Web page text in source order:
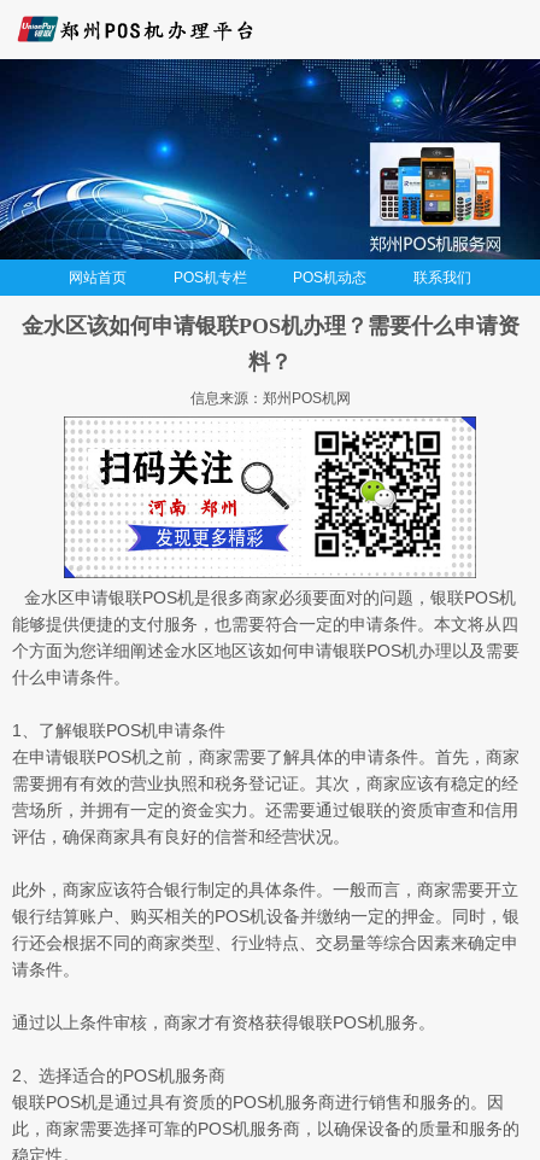
网站首页 POS机专栏 POS机动态 联系我们
金水区该如何申请银联POS机办理？需要什么申请资
料？
信息来源：郑州POS机网
金水区申请银联POS机是很多商家必须要面对的问题，银联POS机
能够提供便捷的支付服务，也需要符合一定的申请条件。本文将从四
个方面为您详细阐述金水区地区该如何申请银联POS机办理以及需要
什么申请条件。
1、了解银联POS机申请条件
在申请银联POS机之前，商家需要了解具体的申请条件。首先，商家
需要拥有有效的营业执照和税务登记证。其次，商家应该有稳定的经
营场所，并拥有一定的资金实力。还需要通过银联的资质审查和信用
评估，确保商家具有良好的信誉和经营状况。
此外，商家应该符合银行制定的具体条件。一般而言，商家需要开立
银行结算账户、购买相关的POS机设备并缴纳一定的押金。同时，银
行还会根据不同的商家类型、行业特点、交易量等综合因素来确定申
请条件。
通过以上条件审核，商家才有资格获得银联POS机服务。
2、选择适合的POS机服务商
银联POS机是通过具有资质的POS机服务商进行销售和服务的。因
此，商家需要选择可靠的POS机服务商，以确保设备的质量和服务的
稳定性。